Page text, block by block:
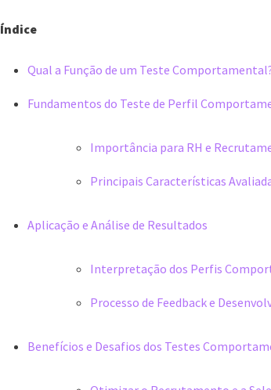
Índice
Qual a Função de um Teste
Fundamentos do Teste de Perfil
Importância para RH e
Principais Características
Aplicação e Análise de Resultados
Interpretação dos Perfis
Processo de Feedback e
Benefícios e Desafios dos Testes